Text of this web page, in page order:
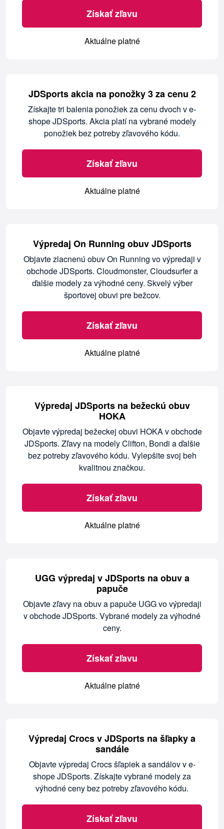
Získať zľavu
Aktuálne platné
JDSports akcia na ponožky 3 za cenu 2
Získajte tri balenia ponožiek za cenu dvoch v e-
shope JDSports. Akcia platí na vybrané modely
ponožiek bez potreby zľavového kódu.
Získať zľavu
Aktuálne platné
Výpredaj On Running obuv JDSports
Objavte zlacnenú obuv On Running vo výpredaji v
obchode JDSports. Cloudmonster, Cloudsurfer a
ďalšie modely za výhodné ceny. Skvelý výber
športovej obuvi pre bežcov.
Získať zľavu
Aktuálne platné
Výpredaj JDSports na bežeckú obuv
HOKA
Objavte výpredaj bežeckej obuvi HOKA v obchode
JDSports. Zľavy na modely Clifton, Bondi a ďalšie
bez potreby zľavového kódu. Vylepšite svoj beh
kvalitnou značkou.
Získať zľavu
Aktuálne platné
UGG výpredaj v JDSports na obuv a
papuče
Objavte zľavy na obuv a papuče UGG vo výpredaji
v obchode JDSports. Vybrané modely za výhodné
ceny.
Získať zľavu
Aktuálne platné
Výpredaj Crocs v JDSports na šľapky a
sandále
Objavte výpredaj Crocs šľapiek a sandálov v e-
shope JDSports. Získajte vybrané modely za
výhodné ceny bez potreby zľavového kódu.
Získať zľavu